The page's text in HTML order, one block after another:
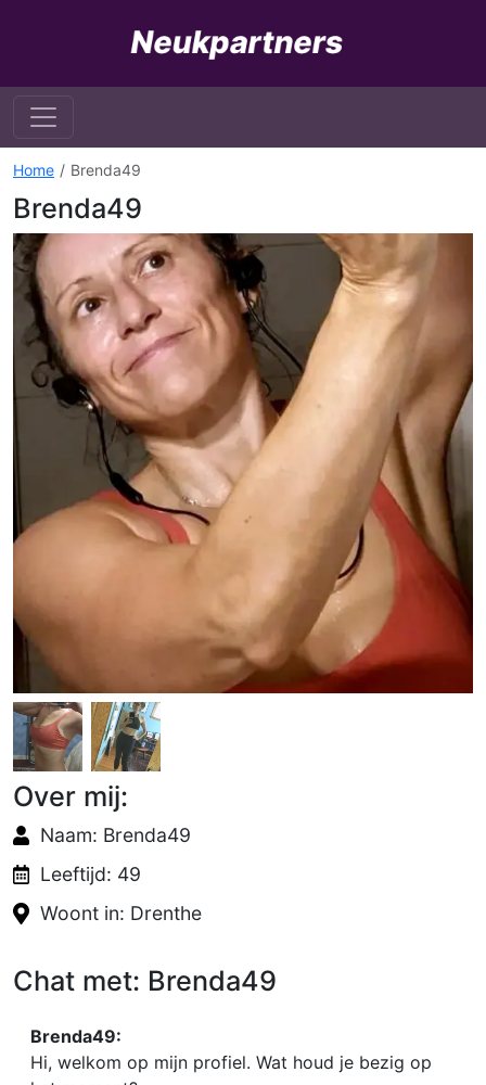
Home Brenda49
Brenda49
Over mij:
Naam: Brenda49
Leeftijd: 49
Woont in: Drenthe
Chat met: Brenda49
Brenda49:
Hi, welkom op mijn profiel. Wat houd je bezig op